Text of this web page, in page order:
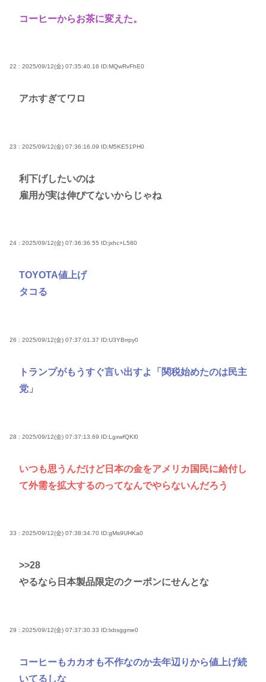
コーヒーからお茶に変えた。
22 : 2025/09/12(金) 07:35:40.16 ID:MQwRvFhE0
アホすぎてワロ
23 : 2025/09/12(金) 07:36:16.09 ID:M5KE51PH0
利下げしたいのは
雇用が実は伸びてないからじゃね
24 : 2025/09/12(金) 07:36:36.55 ID:jxhc+L580
TOYOTA値上げ
タコる
26 : 2025/09/12(金) 07:37:01.37 ID:U3YBrrpy0
トランプがもうすぐ言い出すよ「関税始めたのは民主
党」
28 : 2025/09/12(金) 07:37:13.69 ID:LgxwfQKl0
いつも思うんだけど日本の金をアメリカ国民に給付し
て外需を拡大するのってなんでやらないんだろう
33 : 2025/09/12(金) 07:38:34.70 ID:gMs9UHKa0
>>28
やるなら日本製品限定のクーポンにせんとな
29 : 2025/09/12(金) 07:37:30.33 ID:lxbsggme0
コーヒーもカカオも不作なのか去年辺りから値上げ続
いてるしな